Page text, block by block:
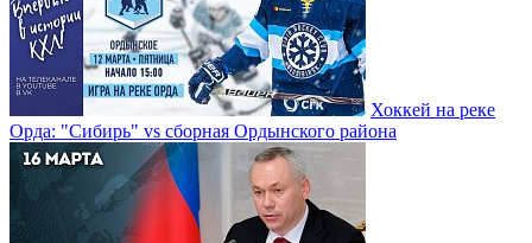
Хоккей на реке
Орда: "Сибирь" vs сборная Ордынского района